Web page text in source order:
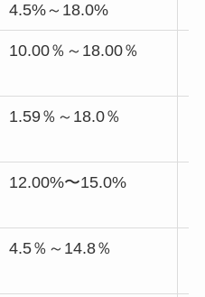
4.5%～18.0%
10.00％～18.00％
1.59％～18.0％
12.00%〜15.0%
4.5％～14.8％